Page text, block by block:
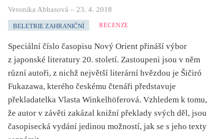
Veronika Abbasová – 23. 4. 2018
BELETRIE ZAHRANIČNÍ RECENZE
Speciální číslo časopisu Nový Orient přináší výbor
z japonské literatury 20. století. Zastoupeni jsou v něm
různí autoři, z nichž největší literární hvězdou je Šičiró
Fukazawa, kterého českému čtenáři představuje
překladatelka Vlasta Winkelhöferová. Vzhledem k tomu,
že autor v závěti zakázal knižní překlady svých děl, jsou
časopisecká vydání jedinou možností, jak se s jeho texty